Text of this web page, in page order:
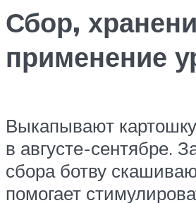
Сбор,
применение
Выкапывают
в августе-сентябре.
сбора ботву
помогает